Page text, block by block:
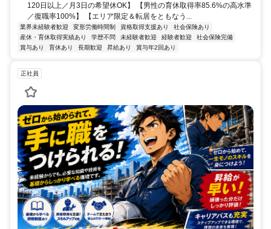
120日以上／月3日の希望休OK】 【男性の育休取得率85.6%の高水準
／復職率100%】 【エリア限定＆転居をともなう...
業界未経験者歓迎 変形労働時間制 資格取得支援あり
社会保険あり
産休・育休取得実績あり
学歴不問 未経験者歓迎 経験者歓迎
社会保険完備
賞与あり
育休あり 長期歓迎 昇給あり 賞与年2回あり
正社員